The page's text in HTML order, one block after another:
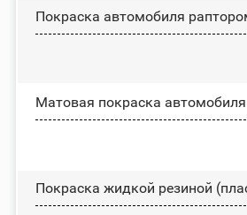
Покраска автомобиля
Матовая покраска автомобиля
Покраска жидкой резиной